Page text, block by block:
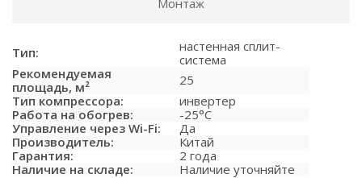
Тип:
настенная сплит-
система
Рекомендуемая
площадь, м²
25
Тип компрессора:
инвертер
Работа на обогрев:
-25°C
Управление через Wi-Fi:
Да
Производитель:
Китай
Гарантия:
2 года
Наличие на складе:
Наличие уточняйте